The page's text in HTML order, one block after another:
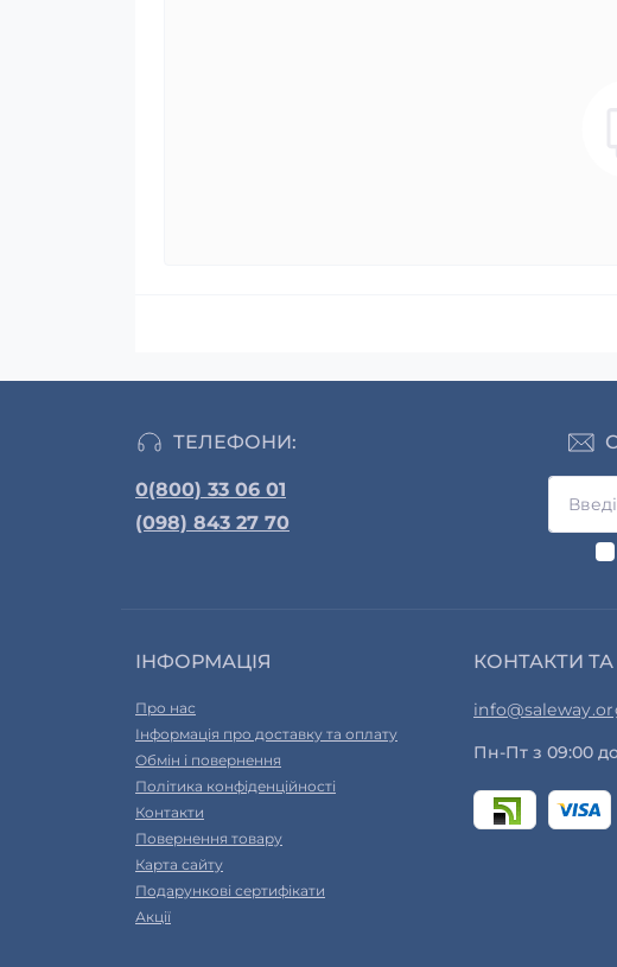
ТЕЛЕФОНИ:
0(800) 33 06 01
(098) 843 27 70
ІНФОРМАЦІЯ
Про нас
Інформація про доставку та оплату
Обмін і повернення
Політика конфіденційності
Контакти
Повернення товару
Карта сайту
Подарункові сертифікати
Акції
КОНТАКТИ
Пн-Пт з 09:00